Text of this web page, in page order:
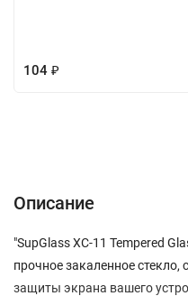
104 ₽
Описание
"SupGlass XC-11 Tempered
прочное закаленное стекло,
защиты экрана вашего